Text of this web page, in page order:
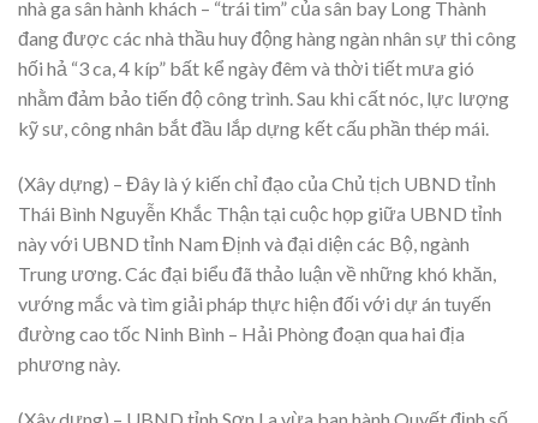
nhà ga sân hành khách – “trái tim” của sân bay Long Thành
đang được các nhà thầu huy động hàng ngàn nhân sự thi công
hối hả “3 ca, 4 kíp” bất kể ngày đêm và thời tiết mưa gió
nhằm đảm bảo tiến độ công trình. Sau khi cất nóc, lực lượng
kỹ sư, công nhân bắt đầu lắp dựng kết cấu phần thép mái.
(Xây dựng) – Đây là ý kiến chỉ đạo của Chủ tịch UBND tỉnh
Thái Bình Nguyễn Khắc Thận tại cuộc họp giữa UBND tỉnh
này với UBND tỉnh Nam Định và đại diện các Bộ, ngành
Trung ương. Các đại biểu đã thảo luận về những khó khăn,
vướng mắc và tìm giải pháp thực hiện đối với dự án tuyến
đường cao tốc Ninh Bình – Hải Phòng đoạn qua hai địa
phương này.